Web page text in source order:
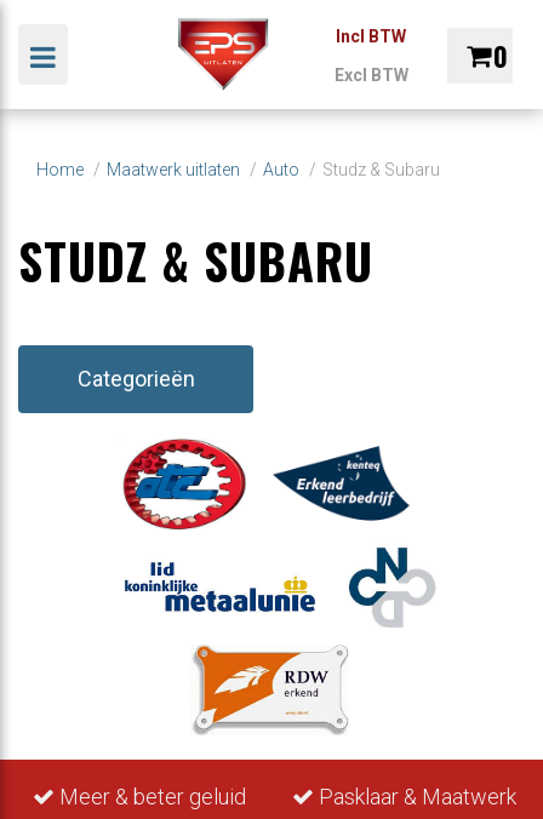
(Uitlaat materialen)
(Maatwerk uitlaten)
Toggle navigation
Incl BTW
Excl BTW
0
Winkelwagen
Uw winkelwagen is leeg.
UITLATEN
MAXHAUST
Home Maatwerk uitlaten Auto Studz & Subaru
STUDZ & SUBARU
Categorieën
& beter geluid Pasklaar & Maatwerk